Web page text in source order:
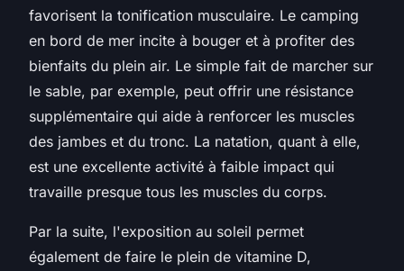
favorisent la tonification musculaire. Le camping
en bord de mer incite à bouger et à profiter des
bienfaits du plein air. Le simple fait de marcher sur
le sable, par exemple, peut offrir une résistance
supplémentaire qui aide à renforcer les muscles
des jambes et du tronc. La natation, quant à elle,
est une excellente activité à faible impact qui
travaille presque tous les muscles du corps.
Par la suite, l'exposition au soleil permet
également de faire le plein de vitamine D,